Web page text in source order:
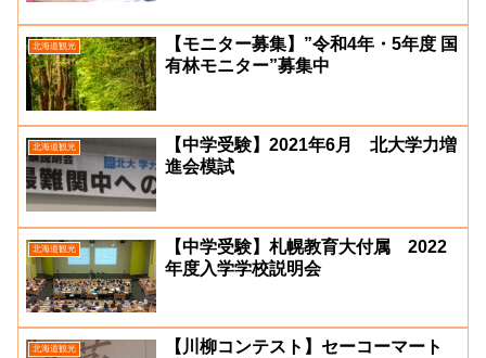
北海道観光
【モニター募集】”令和4年・5年度 国
有林モニター”募集中
北海道観光
【中学受験】2021年6月 北大学力増
進会模試
北海道観光
【中学受験】札幌教育大付属 2022
年度入学学校説明会
北海道観光
【川柳コンテスト】セーコーマート